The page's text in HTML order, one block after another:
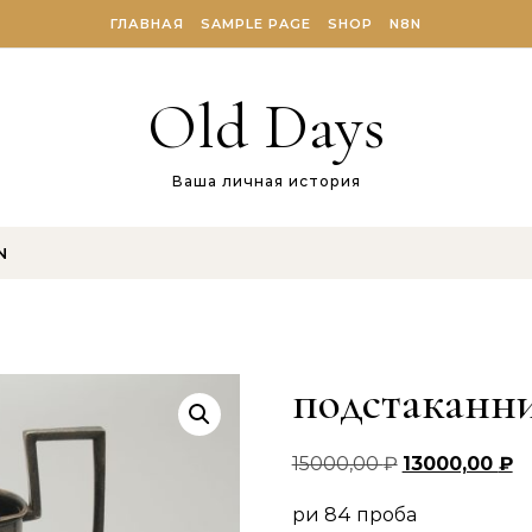
ГЛАВНАЯ SAMPLE PAGE SHOP N8N
Old Days
Ваша личная история
15000,00₽ Original price
13000,00 ₽
ри 84 проба